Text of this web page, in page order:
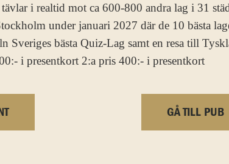
tävlar i realtid mot ca 600-800 andra lag i 31
under januari 2027 där de 10 bästa
Sveriges bästa Quiz-Lag samt en resa till
i presentkort 2:a pris 400:- i presentkort
GÅ TILL PUB